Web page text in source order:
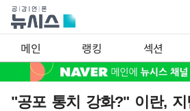
메인 랭킹 섹션
"공포 통치 강화?" 이란, 지